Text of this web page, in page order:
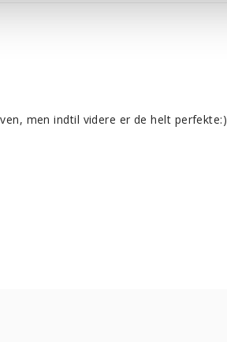
men indtil videre er de helt perfekte:)